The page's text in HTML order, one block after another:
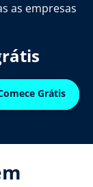
as empresas
Grátis